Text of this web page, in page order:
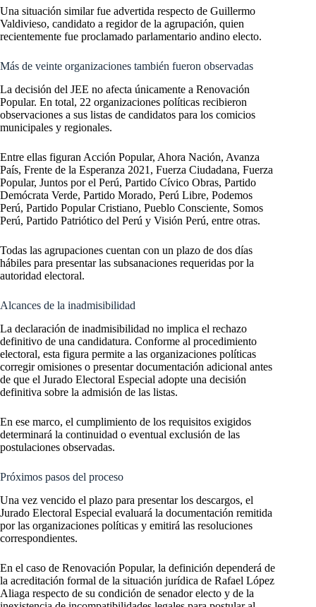
Una situación similar fue advertida respecto de Guillermo
Valdivieso, candidato a regidor de la agrupación, quien
recientemente fue proclamado parlamentario andino electo.
Más de veinte organizaciones también fueron observadas
La decisión del JEE no afecta únicamente a Renovación
Popular. En total, 22 organizaciones políticas recibieron
observaciones a sus listas de candidatos para los comicios
municipales y regionales.
Entre ellas figuran Acción Popular, Ahora Nación, Avanza
País, Frente de la Esperanza 2021, Fuerza Ciudadana, Fuerza
Popular, Juntos por el Perú, Partido Cívico Obras, Partido
Demócrata Verde, Partido Morado, Perú Libre, Podemos
Perú, Partido Popular Cristiano, Pueblo Consciente, Somos
Perú, Partido Patriótico del Perú y Visión Perú, entre otras.
Todas las agrupaciones cuentan con un plazo de dos días
hábiles para presentar las subsanaciones requeridas por la
autoridad electoral.
Alcances de la inadmisibilidad
La declaración de inadmisibilidad no implica el rechazo
definitivo de una candidatura. Conforme al procedimiento
electoral, esta figura permite a las organizaciones políticas
corregir omisiones o presentar documentación adicional antes
de que el Jurado Electoral Especial adopte una decisión
definitiva sobre la admisión de las listas.
En ese marco, el cumplimiento de los requisitos exigidos
determinará la continuidad o eventual exclusión de las
postulaciones observadas.
Próximos pasos del proceso
Una vez vencido el plazo para presentar los descargos, el
Jurado Electoral Especial evaluará la documentación remitida
por las organizaciones políticas y emitirá las resoluciones
correspondientes.
En el caso de Renovación Popular, la definición dependerá de
la acreditación formal de la situación jurídica de Rafael López
Aliaga respecto de su condición de senador electo y de la